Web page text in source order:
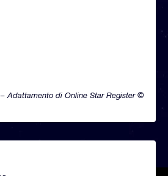
Adattamento di Online Star Register ©